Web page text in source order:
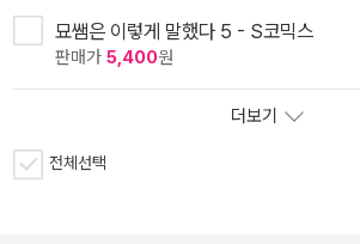
묘쌤은 이렇게 말했다 5 - S코믹스
판매가 5,400원
더보기
전체선택